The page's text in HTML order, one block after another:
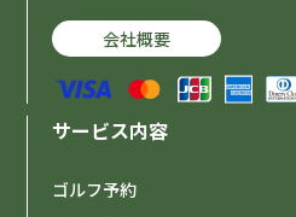
会社概要
サービス内容
ゴルフ予約